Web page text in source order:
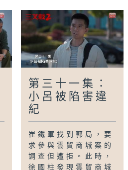
第三十一集：
小呂被陷害違
紀
崔鐵軍找到郭局，要
求參與雲貿商城案的
調查但遭拒。此時，
徐國柱發現雲貿商城